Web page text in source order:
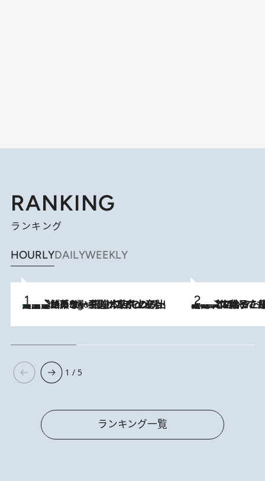
RANKING
ランキング
HOURLYDAILYWEEKLY
6 Hours Ago
【間違いのない王道・東京土産】資生堂パーラー 銀座本店でのみ出会える銘菓5選《極上プディング・濃厚チーズケーキ・ボンボンショコラほか》 2026.8.5
【阿川佐和子さんの年とる力】なぜ70代で始めた趣味は“こんなに楽しい”のか？ ピアノ、俳句…スランプに陥っても続けられる“ある秘訣”とは
1 / 5
ランキング一覧